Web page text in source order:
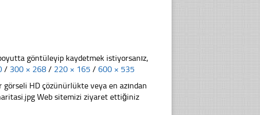
göntüleyip kaydetmek istiyorsanız,
/ 300 × 268 / 220 × 165 / 600 × 535
HD çözünürlükte veya en azından
Web sitemizi ziyaret ettiğiniz